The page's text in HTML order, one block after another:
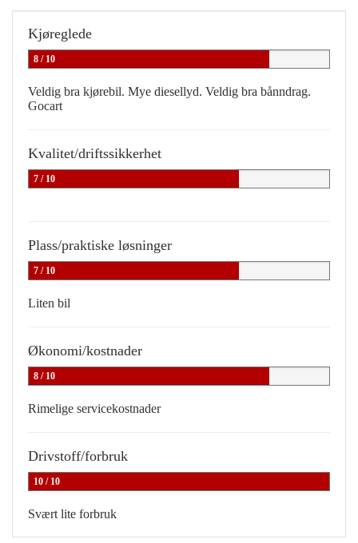
Kjøreglede
8 / 10
Veldig bra kjørebil. Mye diesellyd. Veldig bra bånndrag.
Gocart
Kvalitet/driftssikkerhet
7 / 10
Plass/praktiske løsninger
7 / 10
Liten bil
Økonomi/kostnader
8 / 10
Rimelige servicekostnader
Drivstoff/forbruk
10 / 10
Svært lite forbruk